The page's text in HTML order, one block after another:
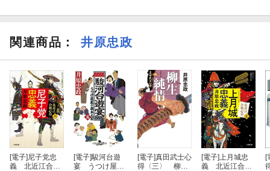
関連商品 ： 井原忠政
[電子]尼子党忠
義 北近江合戦
[電子]駿河台遊
宴 うつけ屋敷
[電子]真田武士心
得〈三〉 柳生
[電子]上月城忠
義 北近江合戦
[